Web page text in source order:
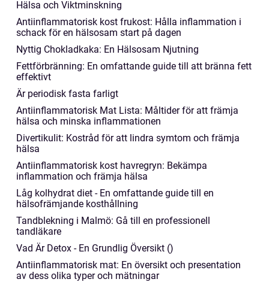
Hälsa och Viktminskning
Antiinflammatorisk kost frukost: Hålla inflammation i
schack för en hälsosam start på dagen
Nyttig Chokladkaka: En Hälsosam Njutning
Fettförbränning: En omfattande guide till att bränna fett
effektivt
Är periodisk fasta farligt
Antiinflammatorisk Mat Lista: Måltider för att främja
hälsa och minska inflammationen
Divertikulit: Kostråd för att lindra symtom och främja
hälsa
Antiinflammatorisk kost havregryn: Bekämpa
inflammation och främja hälsa
Låg kolhydrat diet - En omfattande guide till en
hälsofrämjande kosthållning
Tandblekning i Malmö: Gå till en professionell
tandläkare
Vad Är Detox - En Grundlig Översikt ()
Antiinflammatorisk mat: En översikt och presentation
av dess olika typer och mätningar